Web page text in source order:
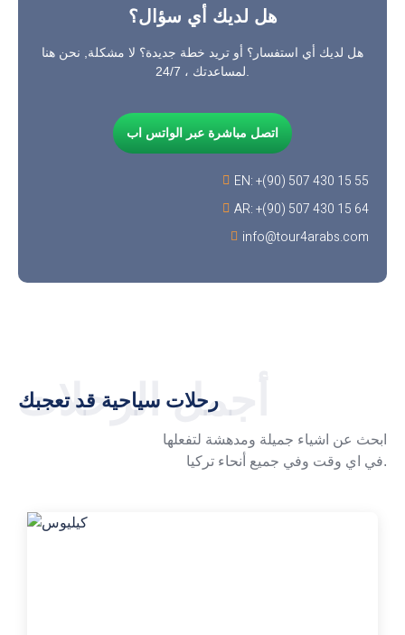
هل لديك أي سؤال؟
هل لديك أي استفسار؟ أو تريد خطة جديدة؟ لا مشكلة, نحن هنا
لمساعدتك ، 24/7.
اتصل مباشرة عبر الواتس اب
EN: +(90) 507 430 15 55
AR: +(90) 507 430 15 64
info@tour4arabs.com
رحلات سياحية قد تعجبك
أجمل الرحلات
ابحث عن اشياء جميلة ومدهشة لتفعلها
في اي وقت وفي جميع أنحاء تركيا.